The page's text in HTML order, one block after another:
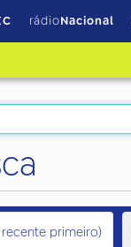
rádioNacional
primeiro)